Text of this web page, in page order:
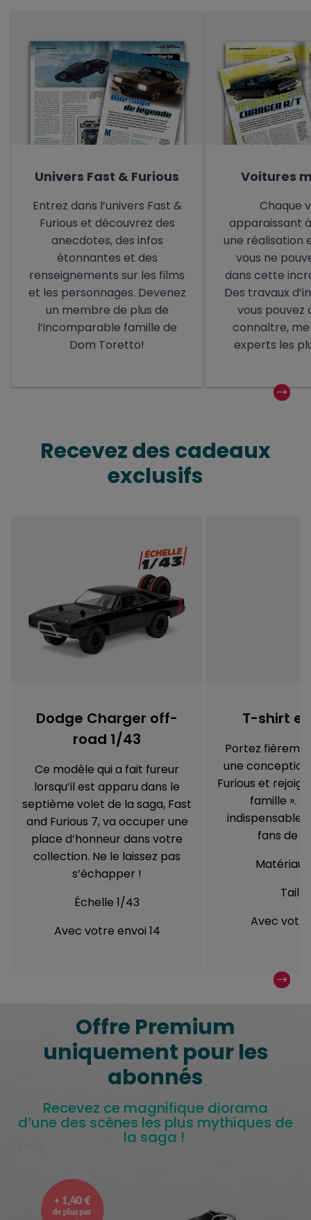
Univers Fast & Furious
Entrez dans l’univers Fast &
Furious et découvrez des
anecdotes, des infos
étonnantes et des
renseignements sur les films
et les personnages. Devenez
un membre de plus de
l’incomparable famille de
Dom Toretto!
Voitures
Chaque
apparaissant
une réalisation
vous ne
dans cette
Des travaux
vous pouvez
connaître,
experts les
Recevez des cadeaux
exclusifs
Dodge Charger off-
road 1/43
Ce modèle qui a fait fureur
lorsqu’il est apparu dans le
septième volet de la saga, Fast
and Furious 7, va occuper une
place d’honneur dans votre
collection. Ne le laissez pas
s’échapper !
Échelle 1/43
Avec votre envoi 14
T-shirt
Portez
une conception
Furious et
famille ».
indispensable
fans de
Matériau
Avec
Offre Premium
uniquement pour les
abonnés
Recevez ce magnifique diorama
d’une des scènes les plus mythiques de
la saga !